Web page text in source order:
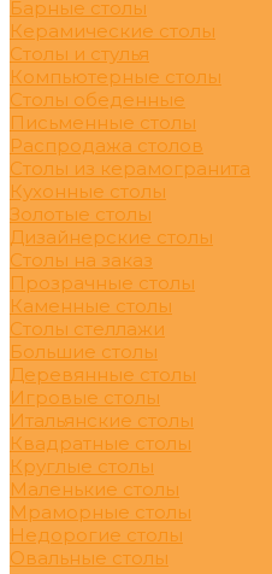
Барные столы
Керамические столы
Столы и стулья
Компьютерные столы
Столы обеденные
Письменные столы
Распродажа столов
Столы из керамогранита
Кухонные столы
Золотые столы
Дизайнерские столы
Столы на заказ
Прозрачные столы
Каменные столы
Столы стеллажи
Большие столы
Деревянные столы
Игровые столы
Итальянские столы
Квадратные столы
Круглые столы
Маленькие столы
Мраморные столы
Недорогие столы
Овальные столы